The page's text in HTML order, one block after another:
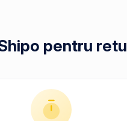
pentru